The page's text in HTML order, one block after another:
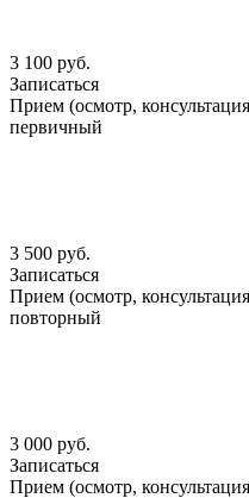
3 100 руб.
Записаться
Прием (осмотр,
первичный
3 500 руб.
Записаться
Прием (осмотр,
повторный
3 000 руб.
Записаться
Прием (осмотр,